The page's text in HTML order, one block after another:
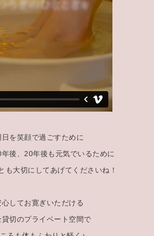
日を笑顔で過ごすために
後、20年後も元気でいるために
も大切にしてあげてくださいね！
心してお寛ぎいただける
貸切のプライベート空間で